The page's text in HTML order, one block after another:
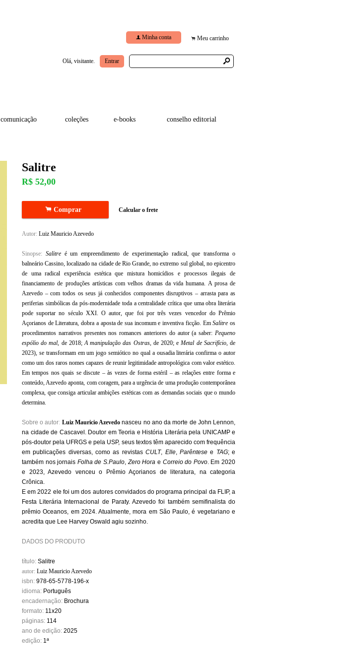
f Minha conta . Meu carrinho
Olá, visitante. Entrar s
comunicação coleções e-books conselho editorial
Salitre
R$ 52,00
. Comprar Calcular o frete
Autor: Luiz Mauricio Azevedo
Sinopse: Salitre é um empreendimento de experimentação radical, que transforma o
balneário Cassino, localizado na cidade de Rio Grande, no extremo sul global, no epicentro
de uma radical experiência estética que mistura homicídios e processos ilegais de
financiamento de produções artísticas com velhos dramas da vida humana. A prosa de
Azevedo – com todos os seus já conhecidos componentes disruptivos – arrasta para as
periferias simbólicas da pós-modernidade toda a centralidade crítica que uma obra literária
pode suportar no século XXI. O autor, que foi por três vezes vencedor do Prêmio
Açorianos de Literatura, dobra a aposta de sua incomum e inventiva ficção. EmSalitreos
procedimentos narrativos presentes nos romances anteriores do autor (a saber: Pequeno
espólio do mal, de 2018;A manipulação das Ostras, de 2020; eMetal de Sacrifício, de
2023), se transformam em um jogo semiótico no qual a ousadia literária confirma o autor
como um dos raros nomes capazes de reunir legitimidade antropológica com valor estético.
Em tempos nos quais se discute – às vezes de forma estéril – as relações entre forma e
conteúdo, Azevedo aponta, com coragem, para a urgência de uma produção contemporânea
complexa, que consiga articular ambições estéticas com as demandas sociais que o mundo
determina.
Sobre o autor: Luiz Mauricio Azevedo nasceu no ano da morte de John Lennon,
na cidade de Cascavel. Doutor em Teoria e História Literária pela UNICAMP e
pós-doutor pela UFRGS e pela USP, seus textos têm aparecido com frequência
em publicações diversas, como as revistasCULT, Elle, Parêntesee TAG; e
também nos jornais Folha de S.Paulo,Zero Hora e Correio do Povo. Em 2020
e 2023, Azevedo venceu o Prêmio Açorianos de literatura, na categoria
Crônica.
E em 2022 ele foi um dos autores convidados do programa principal da FLIP, a
Festa Literária Internacional de Paraty. Azevedo foi também semifinalista do
prêmio Oceanos, em 2024. Atualmente, mora em São Paulo, é vegetariano e
acredita que Lee Harvey Oswald agiu sozinho.
DADOS DO PRODUTO
título: Salitre
autor: Luiz Mauricio Azevedo
isbn: 978-65-5778-196-x
idioma: Português
encadernação: Brochura
formato: 11x20
páginas: 114
ano de edição: 2025
edição: 1ª